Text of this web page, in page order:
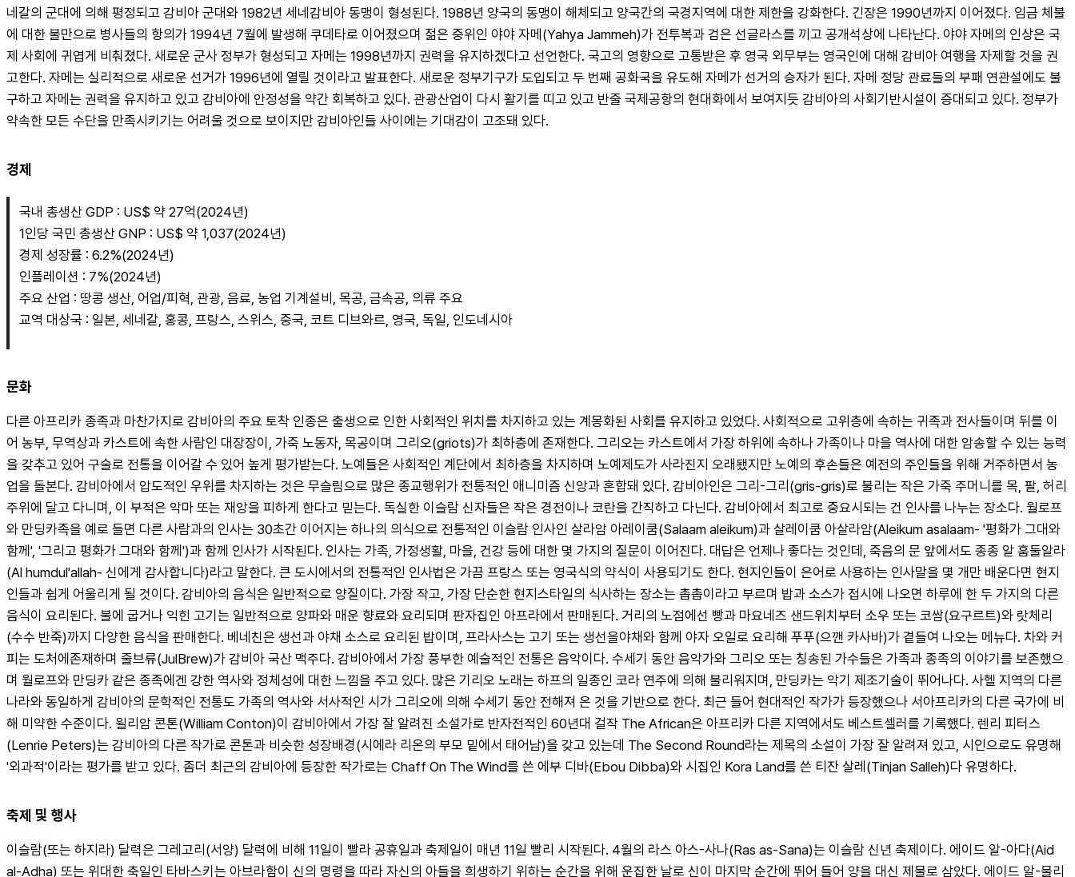
네갈의 군대에 의해 평정되고 감비아 군대와 1982년 세네감비아 동맹이 형성된다. 1988년 양국의 동맹이 해체되고 양국간의 국경지역에 대한 제한을 강화한다. 긴장은 1990년까지 이어졌다. 임금 체불
에 대한 불만으로 병사들의 항의가 1994년 7월에 발생해 쿠데타로 이어졌으며 젊은 중위인 야야 자메(Yahya Jammeh)가 전투복과 검은 선글라스를 끼고 공개석상에 나타난다. 야야 자메의 인상은 국
제 사회에 귀엽게 비춰졌다. 새로운 군사 정부가 형성되고 자메는 1998년까지 권력을 유지하겠다고 선언한다. 국고의 영향으로 고통받은 후 영국 외무부는 영국인에 대해 감비아 여행을 자제할 것을 권
고한다. 자메는 실리적으로 새로운 선거가 1996년에 열릴 것이라고 발표한다. 새로운 정부기구가 도입되고 두 번째 공화국을 유도해 자메가 선거의 승자가 된다. 자메 정당 관료들의 부패 연관설에도 불
구하고 자메는 권력을 유지하고 있고 감비아에 안정성을 약간 회복하고 있다. 관광산업이 다시 활기를 띠고 있고 반줄 국제공항의 현대화에서 보여지듯 감비아의 사회기반시설이 증대되고 있다. 정부가
약속한 모든 수단을 만족시키기는 어려울 것으로 보이지만 감비아인들 사이에는 기대감이 고조돼 있다.
경제
국내 총생산 GDP : US$ 약 27억(2024년)
1인당 국민 총생산 GNP : US$ 약 1,037(2024년)
경제 성장률 : 6.2%(2024년)
인플레이션 : 7%(2024년)
주요 산업 : 땅콩 생산, 어업/피혁, 관광, 음료, 농업 기계설비, 목공, 금속공, 의류 주요
교역 대상국 : 일본, 세네갈, 홍콩, 프랑스, 스위스, 중국, 코트 디브와르, 영국, 독일, 인도네시아
문화
다른 아프리카 종족과 마찬가지로 감비아의 주요 토착 인종은 출생으로 인한 사회적인 위치를 차지하고 있는 계몽화된 사회를 유지하고 있었다. 사회적으로 고위층에 속하는 귀족과 전사들이며 뒤를 이
어 농부, 무역상과 카스트에 속한 사람인 대장장이, 가죽 노동자, 목공이며 그리오(griots)가 최하층에 존재한다. 그리오는 카스트에서 가장 하위에 속하나 가족이나 마을 역사에 대한 암송할 수 있는 능력
을 갖추고 있어 구술로 전통을 이어갈 수 있어 높게 평가받는다. 노예들은 사회적인 계단에서 최하층을 차지하며 노예제도가 사라진지 오래됐지만 노예의 후손들은 예전의 주인들을 위해 거주하면서 농
업을 돌본다. 감비아에서 압도적인 우위를 차지하는 것은 무슬림으로 많은 종교행위가 전통적인 애니미즘 신앙과 혼합돼 있다. 감비아인은 그리-그리(gris-gris)로 불리는 작은 가죽 주머니를 목, 팔, 허리
주위에 달고 다니며, 이 부적은 악마 또는 재앙을 피하게 한다고 믿는다. 독실한 이슬람 신자들은 작은 경전이나 코란을 간직하고 다닌다. 감비아에서 최고로 중요시되는 건 인사를 나누는 장소다. 월로프
와 만딩카족을 예로 들면 다른 사람과의 인사는 30초간 이어지는 하나의 의식으로 전통적인 이슬람 인사인 살라암 아레이쿰(Salaam aleikum)과 살레이쿰 아살라암(Aleikum asalaam- '평화가 그대와
함께', '그리고 평화가 그대와 함께')과 함께 인사가 시작된다. 인사는 가족, 가정생활, 마을, 건강 등에 대한 몇 가지의 질문이 이어진다. 대답은 언제나 좋다는 것인데, 죽음의 문 앞에서도 종종 알 훔둘알라
(Al humdul'allah- 신에게 감사합니다)라고 말한다. 큰 도시에서의 전통적인 인사법은 가끔 프랑스 또는 영국식의 약식이 사용되기도 한다. 현지인들이 은어로 사용하는 인사말을 몇 개만 배운다면 현지
인들과 쉽게 어울리게 될 것이다. 감비아의 음식은 일반적으로 양질이다. 가장 작고, 가장 단순한 현지스타일의 식사하는 장소는 촙촙이라고 부르며 밥과 소스가 접시에 나오면 하루에 한 두 가지의 다른
음식이 요리된다. 불에 굽거나 익힌 고기는 일반적으로 양파와 매운 향료와 요리되며 판자집인 아프라에서 판매된다. 거리의 노점에선 빵과 마요네즈 샌드위치부터 소우 또는 코쌈(요구르트)와 랏체리
(수수 반죽)까지 다양한 음식을 판매한다. 베네친은 생선과 야채 소스로 요리된 밥이며, 프라사스는 고기 또는 생선을야채와 함께 야자 오일로 요리해 푸푸(으깬 카사바)가 곁들여 나오는 메뉴다. 차와 커
피는 도처에존재하며 줄브류(JulBrew)가 감비아 국산 맥주다. 감비아에서 가장 풍부한 예술적인 전통은 음악이다. 수세기 동안 음악가와 그리오 또는 칭송된 가수들은 가족과 종족의 이야기를 보존했으
며 월로프와 만딩카 같은 종족에겐 강한 역사와 정체성에 대한 느낌을 주고 있다. 많은 기리오 노래는 하프의 일종인 코라 연주에 의해 불리워지며, 만딩카는 악기 제조기술이 뛰어나다. 사헬 지역의 다른
나라와 동일하게 감비아의 문학적인 전통도 가족의 역사와 서사적인 시가 그리오에 의해 수세기 동안 전해져 온 것을 기반으로 한다. 최근 들어 현대적인 작가가 등장했으나 서아프리카의 다른 국가에 비
해 미약한 수준이다. 윌리암 콘톤(William Conton)이 감비아에서 가장 잘 알려진 소설가로 반자전적인 60년대 걸작 The African은 아프리카 다른 지역에서도 베스트셀러를 기록했다. 렌리 피터스
(Lenrie Peters)는 감비아의 다른 작가로 콘톤과 비슷한 성장배경(시에라 리온의 부모 밑에서 태어남)을 갖고 있는데 The Second Round라는 제목의 소설이 가장 잘 알려져 있고, 시인으로도 유명해
'외과적'이라는 평가를 받고 있다. 좀더 최근의 감비아에 등장한 작가로는 Chaff On The Wind를 쓴 에부 디바(Ebou Dibba)와 시집인 Kora Land를 쓴 티잔 살레(Tinjan Salleh)다 유명하다.
축제 및 행사
이슬람(또는 하지라) 달력은 그레고리(서양) 달력에 비해 11일이 빨라 공휴일과 축제일이 매년 11일 빨리 시작된다. 4월의 라스 아스-사나(Ras as-Sana)는 이슬람 신년 축제이다. 에이드 알-아다(Aid
al-Adha) 또는 위대한 축일인 타바스키는 아브라함이 신의 명령을 따라 자신의 아들을 희생하기 위하는 순간을 위해 운집한 날로 신이 마지막 순간에 뛰어 들어 양을 대신 제물로 삼았다. 에이드 알-물리